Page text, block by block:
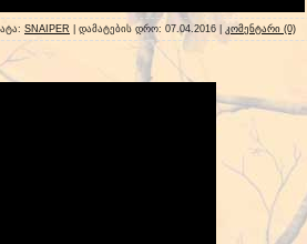
SNAIPER | დამატების დრო: 07.04.2016 კომენტარი (0)